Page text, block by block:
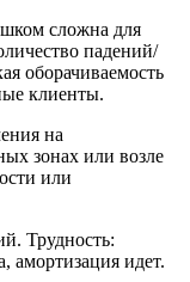
сложна для
падений/
оборачиваемость
клиенты.
на
зонах или возле
или
Трудность:
амортизация идет.